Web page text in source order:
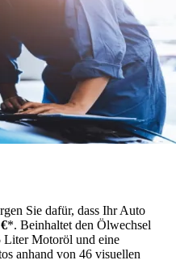
Sie dafür, dass Ihr Auto
*. Beinhaltet den Ölwechsel
Motoröl und eine
anhand von 46 visuellen